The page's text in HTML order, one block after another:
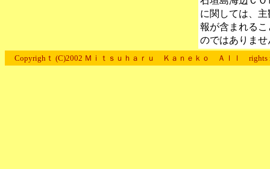
に関しては、
報が含まれる
のではありませ
Copyrighｔ (C)2002 Ｍｉｔｓｕｈａｒｕ Ｋａｎｅｋｏ Ａｌｌ rights